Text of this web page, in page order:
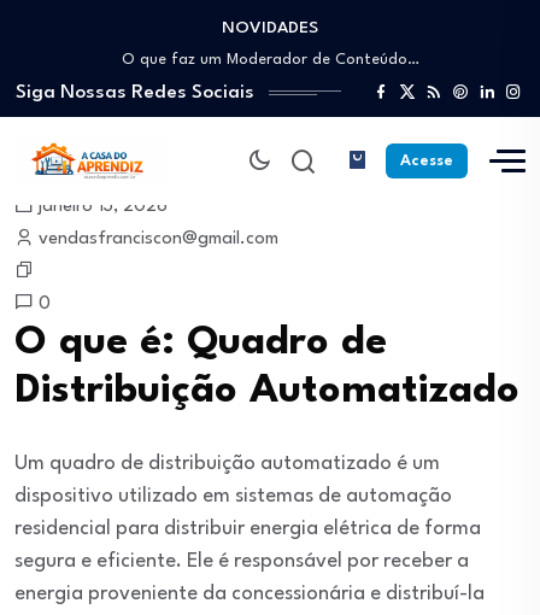
NOVIDADES
Como trabalhar como Estoquista: O guia para…
O que faz um Moderador de Conteúdo…
Como ser um Afiliado de Sucesso trabalhando…
Como dar Aulas Particulares Online e viver…
Profissão Instalador Solar: Como entrar no mercado…
Como trabalhar como Estoquista: O guia para…
O que faz um Moderador de Conteúdo…
Como ser um Afiliado de Sucesso trabalhando…
Siga Nossas Redes Sociais
Acesse
janeiro 13, 2026
vendasfranciscon@gmail.com
0
O que é: Quadro de
Distribuição Automatizado
Um quadro de distribuição automatizado é um
dispositivo utilizado em sistemas de automação
residencial para distribuir energia elétrica de forma
segura e eficiente. Ele é responsável por receber a
energia proveniente da concessionária e distribuí-la